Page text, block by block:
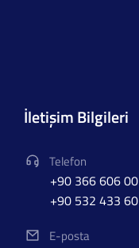
İletişim Bilgileri
Telefon
+90 366 606
+90 532 433
E-posta